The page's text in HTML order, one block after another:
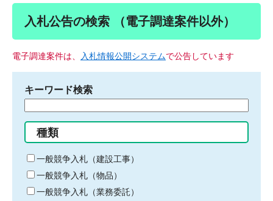
入札公告の検索 （電子調達案件以外）
電子調達案件は、 入札情報公開システムで公告しています
キーワード検索
る
キ
ー
ワ
ー
種類
一般競争入札（建設工事）
一般競争入札（物品）
一般競争入札（業務委託）